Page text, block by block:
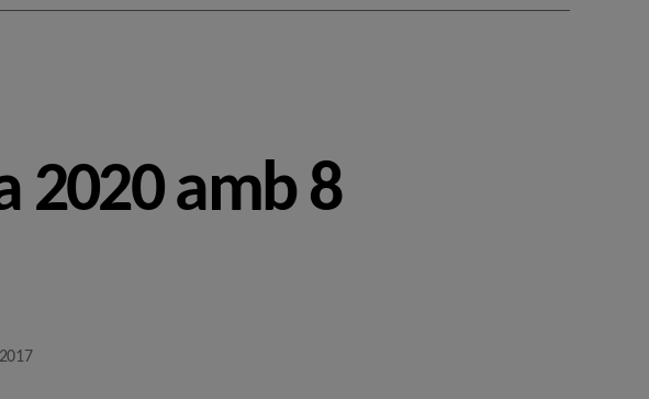
2020 amb 8